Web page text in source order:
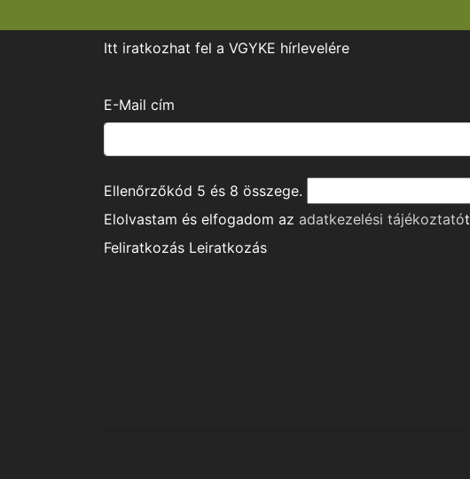
Itt iratkozhat fel a VGYKE hírlevelére
E-Mail cím
Ellenőrzőkód 5 és 8 összege.
Elolvastam és elfogadom az adatkezelési tájékoztatót
Feliratkozás Leiratkozás